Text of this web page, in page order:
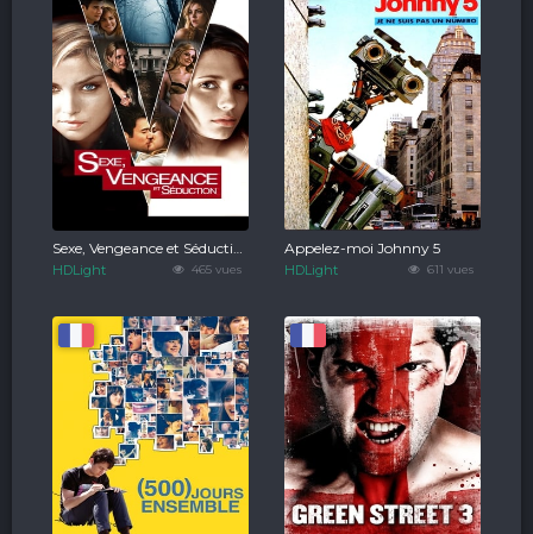
465 vues
Sexe, Vengeance et Séduction
HDLight 611 vues
Appelez-moi Johnny 5
HDLight